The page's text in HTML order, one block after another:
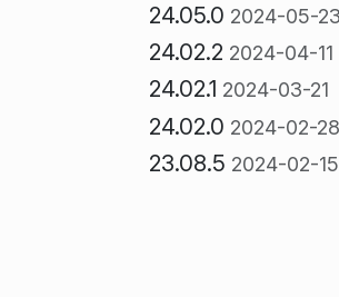
24.05.0 2024-05-23
24.02.2 2024-04-11
24.02.1 2024-03-21
24.02.0 2024-02-28
23.08.5 2024-02-15